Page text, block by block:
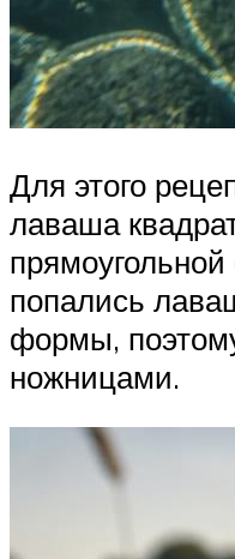
Для этого
лаваша
попались
формы,
ножницами.